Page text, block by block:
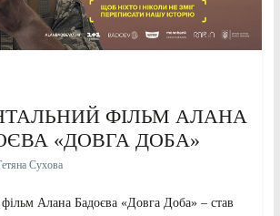
ФІЛЬМ АЛАНА
«ДОВГА ДОБА»
Сухова
Алана Бадоєва «Довга Доба» – став